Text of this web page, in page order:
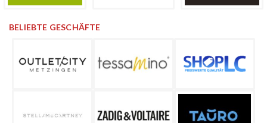
BELIEBTE GESCHÄFTE